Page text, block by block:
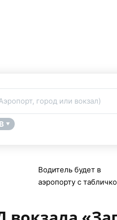
город или вокзал)
▼
Водитель будет в
аэропорту с